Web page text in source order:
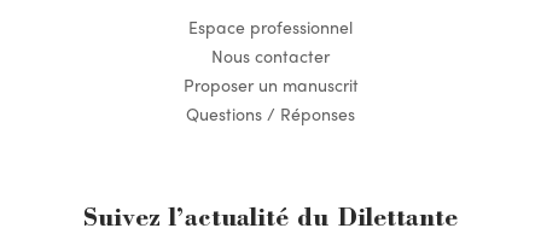
Espace professionnel
Nous contacter
Proposer un manuscrit
Questions / Réponses
Suivez l’actualité du Dilettante